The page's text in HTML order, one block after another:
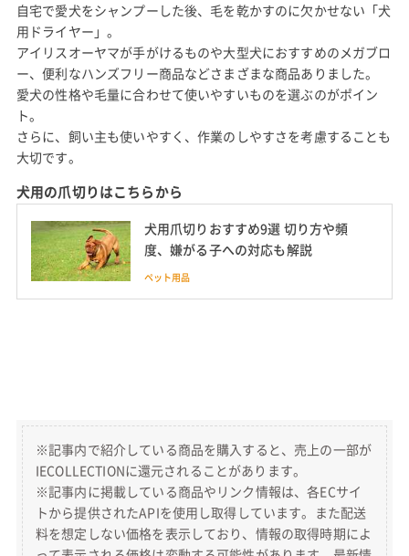
自宅で愛犬をシャンプーした後、毛を乾かすのに欠かせない「犬
用ドライヤー」。
アイリスオーヤマが手がけるものや大型犬におすすめのメガブロ
ー、便利なハンズフリー商品などさまざまな商品ありました。
愛犬の性格や毛量に合わせて使いやすいものを選ぶのがポイン
ト。
さらに、飼い主も使いやすく、作業のしやすさを考慮することも
大切です。
犬用の爪切りはこちらから
犬用爪切りおすすめ9選 切り方や頻
度、嫌がる子への対応も解説
ペット用品
※記事内で紹介している商品を購入すると、売上の一部が
IECOLLECTIONに還元されることがあります。
※記事内に掲載している商品やリンク情報は、各ECサイ
トから提供されたAPIを使用し取得しています。また配送
料を想定しない価格を表示しており、情報の取得時期によ